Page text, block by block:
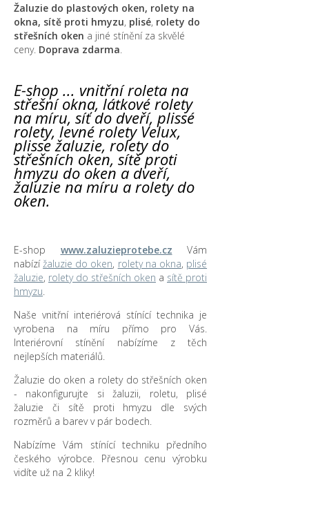
Žaluzie do plastových oken, rolety na
okna, sítě proti hmyzu, plisé, rolety do
střešních oken a jiné stínění za skvělé
ceny. Doprava zdarma.
E-shop ... vnitřní roleta na
střešní okna, látkové rolety
na míru, síť do dveří, plissé
rolety, levné rolety Velux,
plisse žaluzie, rolety do
střešních oken, sítě proti
hmyzu do oken a dveří,
žaluzie na míru a rolety do
oken.
E-shop www.zaluzieprotebe.cz Vám
nabízížaluzie do oken, rolety na okna, plisé
žaluzie, rolety do střešních oken a sítě proti
hmyzu.
Naše vnitřní interiérová stínící technika je
vyrobena na míru přímo pro Vás.
Interiérovní stínění nabízíme z těch
nejlepších materiálů.
Žaluzie do oken a rolety do střešních oken
- nakonfigurujte si žaluzii, roletu, plisé
žaluzie či sítě proti hmyzu dle svých
rozměrů a barev v pár bodech.
Nabízíme Vám stínící techniku předního
českého výrobce. Přesnou cenu výrobku
vidíte už na 2 kliky!